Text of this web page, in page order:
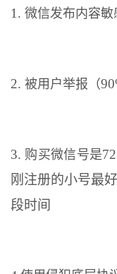
1. 微信发布内容敏
2. 被用户举报（
3. 购买微信号是
刚注册的小号最
段时间